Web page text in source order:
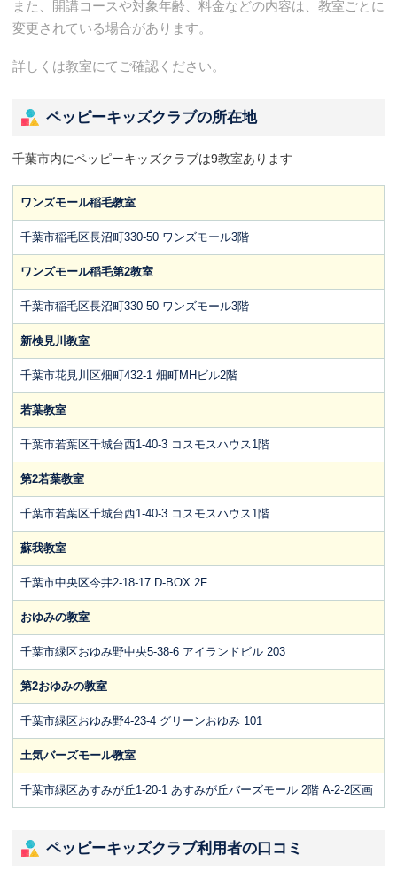
また、開講コースや対象年齢、料金などの内容は、教室ごとに
変更されている場合があります。
詳しくは教室にてご確認ください。
ペッピーキッズクラブの所在地
千葉市内にペッピーキッズクラブは9教室あります
ワンズモール稲毛教室
千葉市稲毛区長沼町330-50 ワンズモール3階
ワンズモール稲毛第2教室
千葉市稲毛区長沼町330-50 ワンズモール3階
新検見川教室
千葉市花見川区畑町432-1 畑町MHビル2階
若葉教室
千葉市若葉区千城台西1-40-3 コスモスハウス1階
第2若葉教室
千葉市若葉区千城台西1-40-3 コスモスハウス1階
蘇我教室
千葉市中央区今井2-18-17 D‐BOX 2F
おゆみの教室
千葉市緑区おゆみ野中央5-38-6 アイランドビル 203
第2おゆみの教室
千葉市緑区おゆみ野4-23-4 グリーンおゆみ 101
土気バーズモール教室
千葉市緑区あすみが丘1-20-1 あすみが丘バーズモール 2階 A-2-2区画
ペッピーキッズクラブ利用者の口コミ